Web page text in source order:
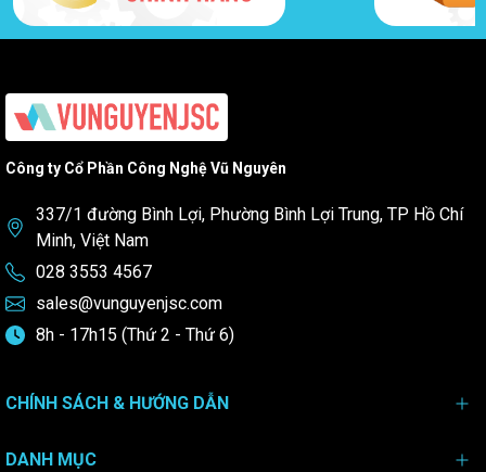
Công ty Cổ Phần Công Nghệ Vũ Nguyên
337/1 đường Bình Lợi, Phường Bình Lợi Trung, TP Hồ Chí
Minh, Việt Nam
028 3553 4567
sales@vunguyenjsc.com
8h - 17h15 (Thứ 2 - Thứ 6)
CHÍNH SÁCH & HƯỚNG DẪN
DANH MỤC